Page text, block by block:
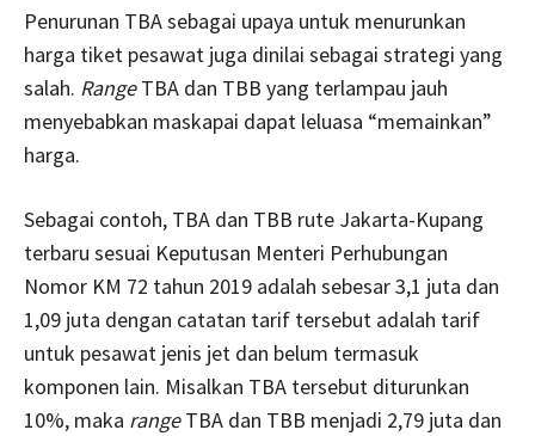
Penurunan TBA sebagai upaya untuk menurunkan
harga tiket pesawat juga dinilai sebagai strategi yang
salah. RangeTBA dan TBB yang terlampau jauh
menyebabkan maskapai dapat leluasa “memainkan”
harga.
Sebagai contoh, TBA dan TBB rute Jakarta-Kupang
terbaru sesuai Keputusan Menteri Perhubungan
Nomor KM 72 tahun 2019 adalah sebesar 3,1 juta dan
1,09 juta dengan catatan tarif tersebut adalah tarif
untuk pesawat jenis jet dan belum termasuk
komponen lain. Misalkan TBA tersebut diturunkan
10%, maka rangeTBA dan TBB menjadi 2,79 juta dan